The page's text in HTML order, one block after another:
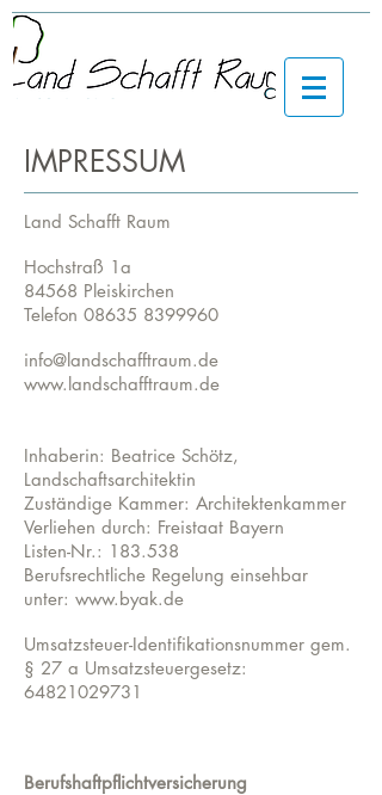
IMPRESSUM
Land Schafft Raum
Hochstraß 1a
84568 Pleiskirchen
Telefon 08635 8399960
info@landschafftraum.de
www.landschafftraum.de
Inhaberin: Beatrice Schötz,
Landschaftsarchitektin
Zuständige Kammer: Architektenkammer
Verliehen durch: Freistaat Bayern
Listen-Nr.: 183.538
Berufsrechtliche Regelung einsehbar
unter: www.byak.de
Umsatzsteuer-Identifikationsnummer gem.
§ 27 a Umsatzsteuergesetz:
64821029731
Berufshaftpflichtversicherung